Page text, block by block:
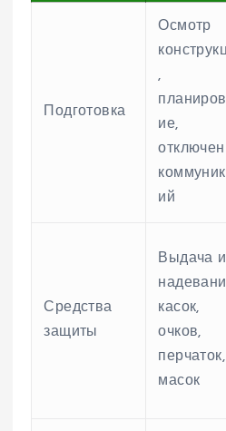
Подготовка
Осмотр
,
ие,
ий
Средства
защиты
Выдача и
касок,
очков,
перчаток,
масок